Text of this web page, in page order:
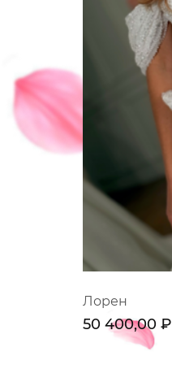
Лорен
50 400,00 ₽